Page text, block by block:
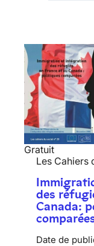
Gratuit
Les Cahiers
des
Canada:
Date de